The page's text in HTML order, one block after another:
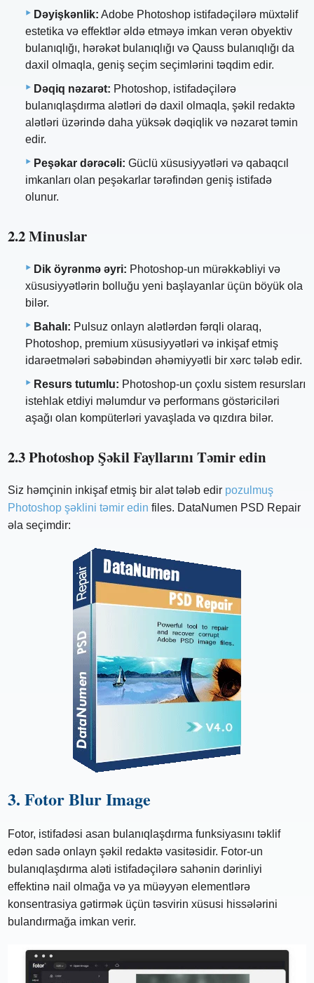
Dəyişkənlik: Adobe Photoshop istifadəçilərə müxtəlif
estetika və effektlər əldə etməyə imkan verən obyektiv
bulanıqlığı, hərəkət bulanıqlığı və Qauss bulanıqlığı da
daxil olmaqla, geniş seçim seçimlərini təqdim edir.
Dəqiq nəzarət: Photoshop, istifadəçilərə
bulanıqlaşdırma alətləri də daxil olmaqla, şəkil redaktə
alətləri üzərində daha yüksək dəqiqlik və nəzarət təmin
edir.
Peşəkar dərəcəli: Güclü xüsusiyyətləri və qabaqcıl
imkanları olan peşəkarlar tərəfindən geniş istifadə
olunur.
2.2 Minuslar
Dik öyrənmə əyri: Photoshop-un mürəkkəbliyi və
xüsusiyyətlərin bolluğu yeni başlayanlar üçün böyük ola
bilər.
Bahalı: Pulsuz onlayn alətlərdən fərqli olaraq,
Photoshop, premium xüsusiyyətləri və inkişaf etmiş
idarəetmələri səbəbindən əhəmiyyətli bir xərc tələb edir.
Resurs tutumlu: Photoshop-un çoxlu sistem resursları
istehlak etdiyi məlumdur və performans göstəriciləri
aşağı olan kompüterləri yavaşlada və qızdıra bilər.
2.3 Photoshop Şəkil Fayllarını Təmir edin
Siz həmçinin inkişaf etmiş bir alət tələb edir pozulmuş
Photoshop şəklini təmir edin files. DataNumen PSD Repair
əla seçimdir:
3. Fotor Blur Image
Fotor, istifadəsi asan bulanıqlaşdırma funksiyasını təklif
edən sadə onlayn şəkil redaktə vasitəsidir. Fotor-un
bulanıqlaşdırma aləti istifadəçilərə sahənin dərinliyi
effektinə nail olmağa və ya müəyyən elementlərə
konsentrasiya gətirmək üçün təsvirin xüsusi hissələrini
bulandırmağa imkan verir.